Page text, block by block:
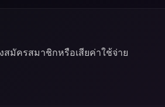
มัครสมาชิกหรือเสียค่าใช้จ่าย